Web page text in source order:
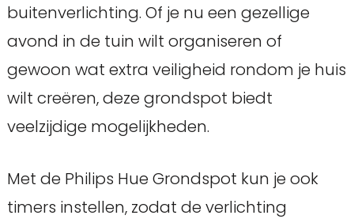
buitenverlichting. Of je nu een gezellige
avond in de tuin wilt organiseren of
gewoon wat extra veiligheid rondom je huis
wilt creëren, deze grondspot biedt
veelzijdige mogelijkheden.
Met de Philips Hue Grondspot kun je ook
timers instellen, zodat de verlichting